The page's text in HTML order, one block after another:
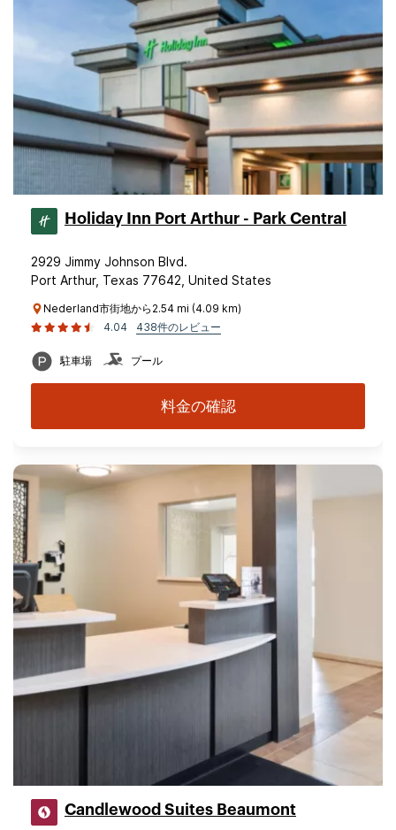
Holiday Inn Port Arthur - Park Central
2929 Jimmy Johnson Blvd.
Port Arthur, Texas 77642, United States
Nederland市街地から2.54 mi (4.09 km)
4.04
438件のレビュー
駐車場 プール
料金の確認
Candlewood Suites Beaumont